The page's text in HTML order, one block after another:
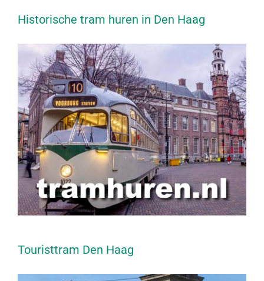
Historische tram huren in Den Haag
Touristtram Den Haag